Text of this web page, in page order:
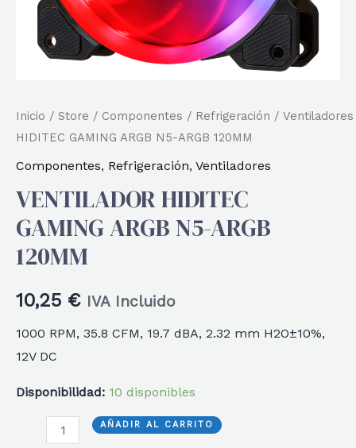
Inicio / Store / Componentes / Refrigeración / Ventiladores
HIDITEC GAMING ARGB N5-ARGB 120MM
Componentes, Refrigeración, Ventiladores
VENTILADOR HIDITEC
GAMING ARGB N5-ARGB
120MM
10,25 € IVA Incluido
1000 RPM, 35.8 CFM, 19.7 dBA, 2.32 mm H2O±10%,
12V DC
Disponibilidad: 10 disponibles
VENTILADOR AÑADIR AL CARRITO